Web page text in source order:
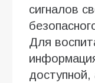
сигналов
Для